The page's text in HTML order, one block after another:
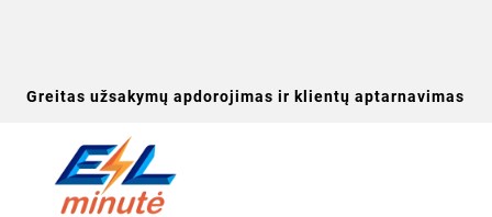
Greitas užsakymų apdorojimas ir klientų aptarnavimas